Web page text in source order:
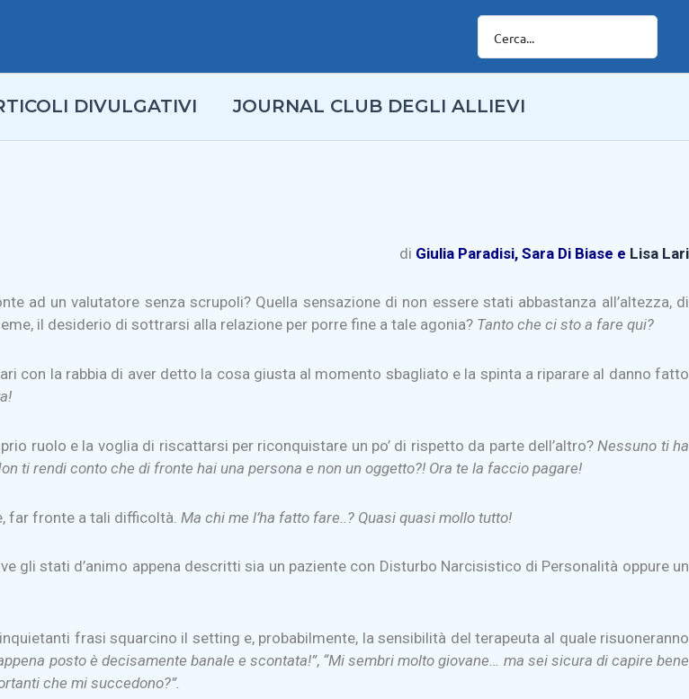
DIVULGATIVI JOURNAL CLUB DEGLI ALLIEVI
di Giulia Paradisi, Sara Di Biase e Lisa Lari
ad un valutatore senza scrupoli? Quella sensazione di non essere stati abbastanza all’altezza, di
il desiderio di sottrarsi alla relazione per porre fine a tale agonia? Tanto che ci sto a fare qui?
con la rabbia di aver detto la cosa giusta al momento sbagliato e la spinta a riparare al danno fatto
ruolo e la voglia di riscattarsi per riconquistare un po’ di rispetto da parte dell’altro?Nessuno ti ha
ti rendi conto che di fronte hai una persona e non un oggetto?! Ora te la faccio pagare!
far fronte a tali difficoltà. Ma chi me l’ha fatto fare..? Quasi quasi mollo tutto!
gli stati d’animo appena descritti sia un paziente con Disturbo Narcisistico di Personalità oppure un
frasi squarcino il setting e, probabilmente, la sensibilità del terapeuta al quale risuoneranno
posto è decisamente banale e scontata!”, “Mi sembri molto giovane… ma sei sicura di capire bene
che mi succedono?”.